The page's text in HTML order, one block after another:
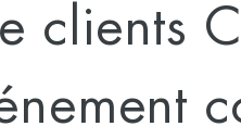
clients